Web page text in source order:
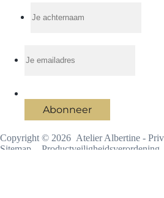
Abonneer
Copyright © 2026 Atelier Albertine -
Sitemap
Productveiligheidsverordening